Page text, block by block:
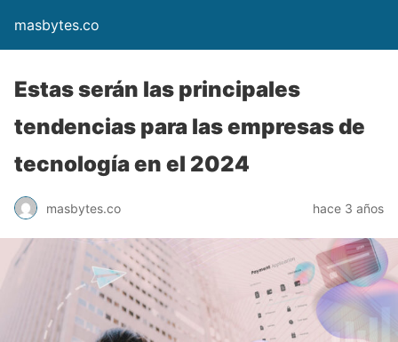
masbytes.co
Estas serán las principales
tendencias para las empresas de
tecnología en el 2024
masbytes.co hace 3 años